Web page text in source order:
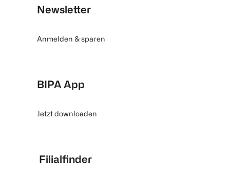
Newsletter
Anmelden & sparen
BIPA App
Jetzt downloaden
Filialfinder